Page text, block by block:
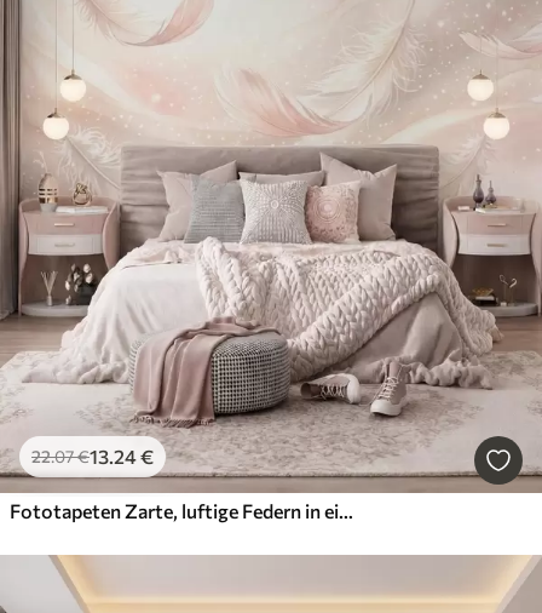
22.07€13.24€
Fototapeten Zarte, luftige Federn in einem pfirsichrosa Schimmer